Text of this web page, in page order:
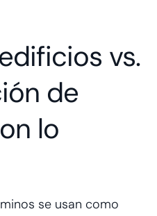
vs.
de
lo
se usan como